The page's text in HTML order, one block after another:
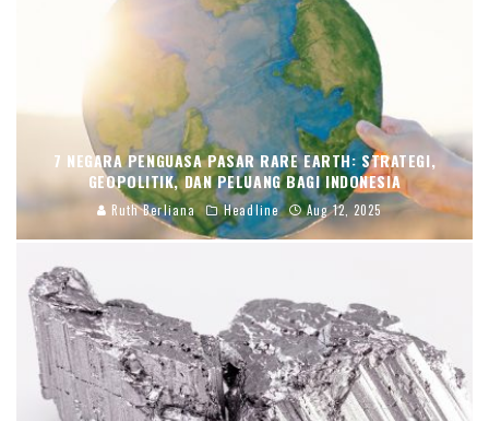
7 NEGARA PENGUASA PASAR RARE EARTH: STRATEGI,
GEOPOLITIK, DAN PELUANG BAGI INDONESIA
Ruth Berliana Headline Aug 12, 2025